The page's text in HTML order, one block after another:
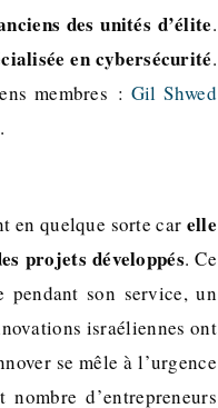
des unités d’élite.
en cybersécurité.
membres : Gil Shwed
en quelque sorte car elle
projets développés. Ce
pendant son service, un
israéliennes ont
se mêle à l’urgence
d’entrepreneurs